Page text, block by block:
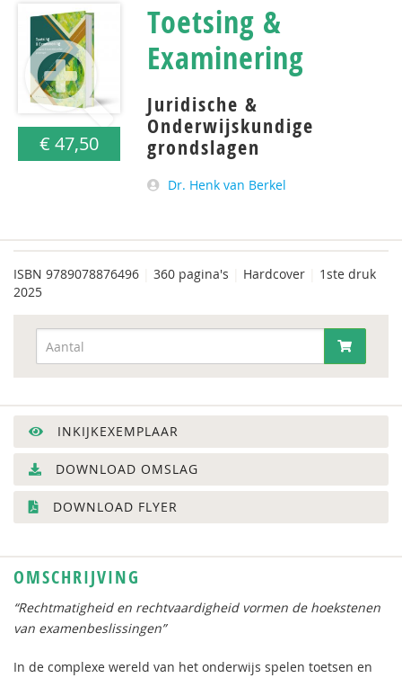
€ 47,50
Toetsing &
Examinering
Juridische &
Onderwijskundige
grondslagen
Dr. Henk van Berkel
ISBN 9789078876496 360 pagina's Hardcover
1ste druk
2025
INKIJKEXEMPLAAR
DOWNLOAD OMSLAG
DOWNLOAD FLYER
OMSCHRIJVING
“Rechtmatigheid en rechtvaardigheid vormen de hoekstenen
van examenbeslissingen”
In de complexe wereld van het onderwijs spelen toetsen en